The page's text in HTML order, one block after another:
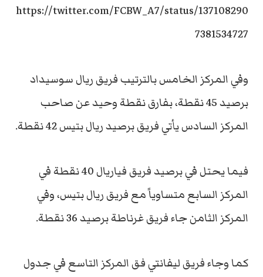
https://twitter.com/FCBW_A7/status/137108290
7381534727
وفي المركز الخامس بالترتيب فريق ريال سوسيداد
برصيد 45 نقطة، بفارق نقطة وحيد عن صاحب
المركز السادس يأتي فريق برصيد ريال بتيس 42 نقطة.
فيما يحتل في برصيد فريق فياريال 40 نقطة في
المركز السابع متساوياً مع فريق ريال بتيس، وفي
المركز الثامن جاء فريق غرناطة برصيد 36 نقطة.
كما وجاء فريق ليفانتي فق المركز التاسع في جدول